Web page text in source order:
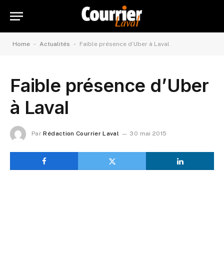
Home - Actualités - Faible présence d’Uber à Laval
Faible présence d’Uber
à Laval
Par Rédaction Courrier Laval 30 mai 2015